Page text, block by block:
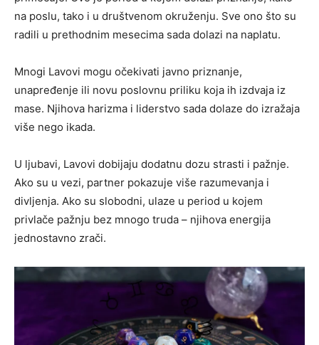
na poslu, tako i u društvenom okruženju. Sve ono što su
radili u prethodnim mesecima sada dolazi na naplatu.
Mnogi Lavovi mogu očekivati javno priznanje,
unapređenje ili novu poslovnu priliku koja ih izdvaja iz
mase. Njihova harizma i liderstvo sada dolaze do izražaja
više nego ikada.
U ljubavi, Lavovi dobijaju dodatnu dozu strasti i pažnje.
Ako su u vezi, partner pokazuje više razumevanja i
divljenja. Ako su slobodni, ulaze u period u kojem
privlače pažnju bez mnogo truda – njihova energija
jednostavno zrači.